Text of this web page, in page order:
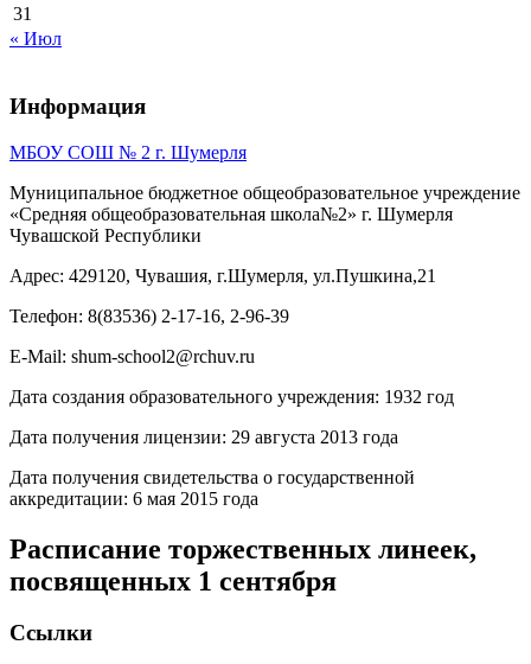
31
« Июл
Информация
МБОУ СОШ № 2 г. Шумерля
Муниципальное бюджетное общеобразовательное учреждение
«Средняя общеобразовательная школа№2» г. Шумерля
Чувашской Республики
Адрес: 429120, Чувашия, г.Шумерля, ул.Пушкина,21
Телефон: 8(83536) 2-17-16, 2-96-39
E-Mail: shum-school2@rchuv.ru
Дата создания образовательного учреждения: 1932 год
Дата получения лицензии: 29 августа 2013 года
Дата получения свидетельства о государственной
аккредитации: 6 мая 2015 года
Расписание торжественных линеек,
посвященных 1 сентября
Ссылки